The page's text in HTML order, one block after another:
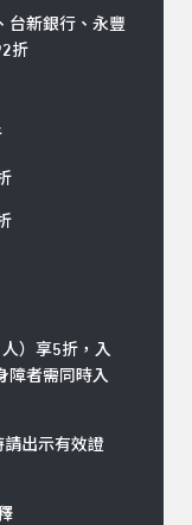
台新銀行、永豐
折
）享5折，入
障者需同時入
請出示有效證